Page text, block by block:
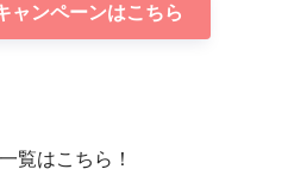
ャンペーンはこちら
覧はこちら！